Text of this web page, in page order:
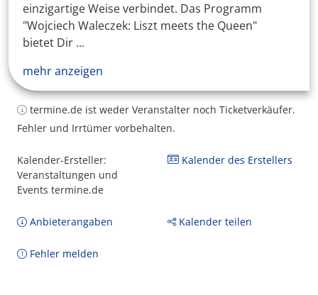
einzigartige Weise verbindet. Das Programm
"Wojciech Waleczek: Liszt meets the Queen"
bietet Dir ...
mehr anzeigen
termine.de ist weder Veranstalter noch Ticketverkäufer.
Fehler und Irrtümer vorbehalten.
Kalender-Ersteller:
Veranstaltungen und
Events termine.de
Kalender des Erstellers
Anbieterangaben Kalender teilen
Fehler melden